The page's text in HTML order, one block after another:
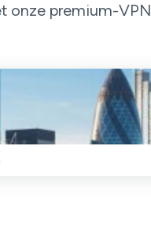
onze premium-